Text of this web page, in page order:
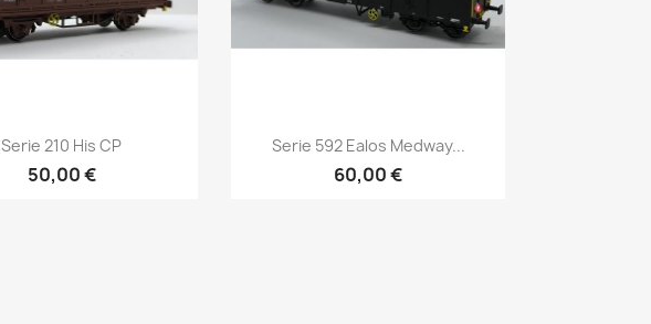
Vista rápida
Serie 210 His CP
50,00 €
Vista rápida
Serie 592 Ealos Medway...
60,00 €